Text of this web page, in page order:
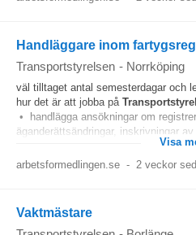
Handläggare inom
Transportstyrelsen - Norrköping
väl tilltaget antal semesterdagar och
hur det är att jobba på
• handlägga ansökningar om
äganderättsändringar, inskrivningar av
Visa
arbetsformedlingen.se - 2 veckor
Vaktmästare